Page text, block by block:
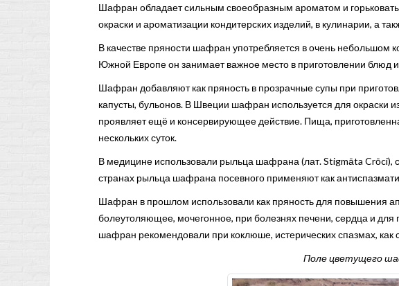
Шафран обладает сильным своеобразным ароматом и
окраски и ароматизации кондитерских изделий, в кулинарии, а
В качестве пряности шафран употребляется в очень небольшом
Южной Европе он занимает важное место в приготовлении блюд
Шафран добавляют как пряность в прозрачные супы при
капусты, бульонов. В Швеции шафран используется для окраски
проявляет ещё и консервирующее действие. Пища,
нескольких суток.
В медицине использовали рыльца шафрана (лат. Stigmāta
странах рыльца шафрана посевного применяют как
Шафран в прошлом использовали как пряность для повышения
болеутоляющее, мочегонное, при болезнях печени, сердца и
шафран рекомендовали при коклюше, истерических спазмах,
Поле цветущего